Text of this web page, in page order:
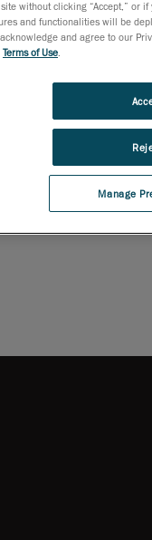
모두 갖춘 FARO
드, 유연성 높은 단독 실행
without clicking “Accept,” or
and functionalities will be
and agree to our
Terms of Use
Manage